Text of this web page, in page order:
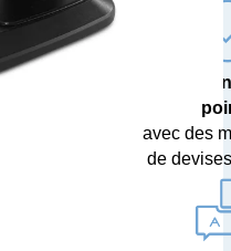
Une
avec des
de